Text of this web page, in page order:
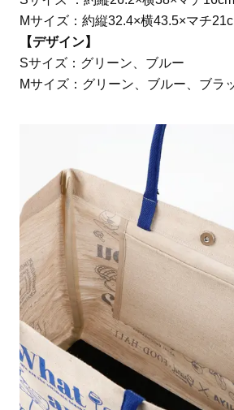
Mサイズ：約縦32.4×横43.5×マチ
【デザイン】
Sサイズ：グリーン、ブルー
Mサイズ：グリーン、ブルー、ブラ